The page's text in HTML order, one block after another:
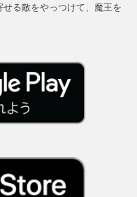
る敵をやっつけて、魔王を